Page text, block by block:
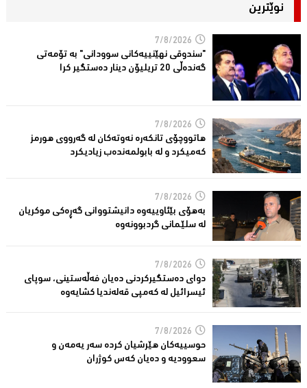
نوێترین
7/8/2026
"سندوقی نهێنییەكانی سوودانی" بە تۆمەتی
گەندەڵی 20 تریلیۆن دینار دەستگیر كرا
7/8/2026
هاتووچۆی تانكەرە نەوتەكان لە گەرووی هورمز
کەمیکرد و لە بابولمەندەب زیادیكرد
7/8/2026
بەهۆی بێئاوییەوە دانیشتووانی گەڕەكی موكریان
لە سلێمانی گردبوونەوە
7/8/2026
دوای دەستگیركردنی دەیان فەڵەستینی، سوپای
ئیسرائیل لە كەمپی قەلەندیا كشایەوە
7/8/2026
حوسییەكان هێرشیان كردە سەر یەمەن و
سعوودیە و دەیان كەس كوژران